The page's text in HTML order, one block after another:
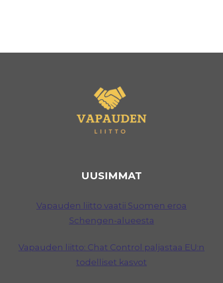
UUSIMMAT
Vapauden liitto vaatii Suomen eroa
Schengen-alueesta
Vapauden liitto: Chat Control paljastaa EU:n
todelliset kasvot